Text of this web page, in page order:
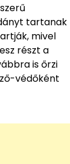
tartanak
mivel
részt a
is őrzi
védőként